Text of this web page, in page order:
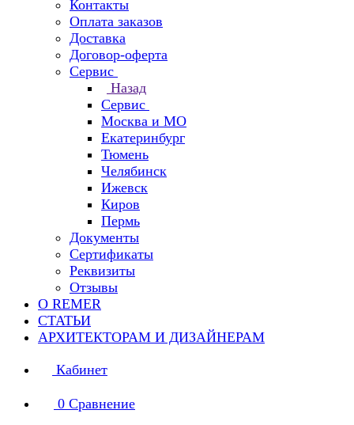
Контакты
Оплата заказов
Доставка
Договор-оферта
Сервис
Назад
Сервис
Москва и МО
Екатеринбург
Тюмень
Челябинск
Ижевск
Киров
Пермь
Документы
Сертификаты
Реквизиты
Отзывы
О REMER
СТАТЬИ
АРХИТЕКТОРАМ И ДИЗАЙНЕРАМ
Кабинет
0 Сравнение